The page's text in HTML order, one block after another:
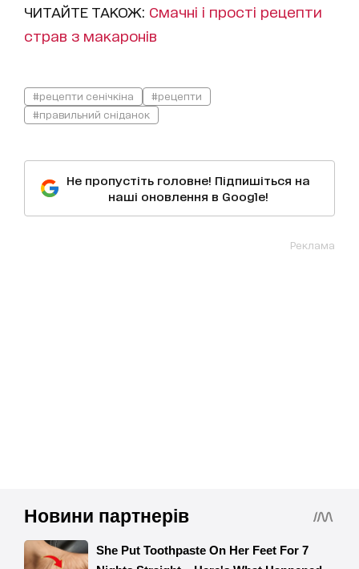
ЧИТАЙТЕ ТАКОЖ: Смачні і прості рецепти
страв з макаронів
#рецепти сенічкіна
#рецепти
#правильний сніданок
Не пропустіть головне! Підпишіться на
наші оновлення в Google!
Реклама